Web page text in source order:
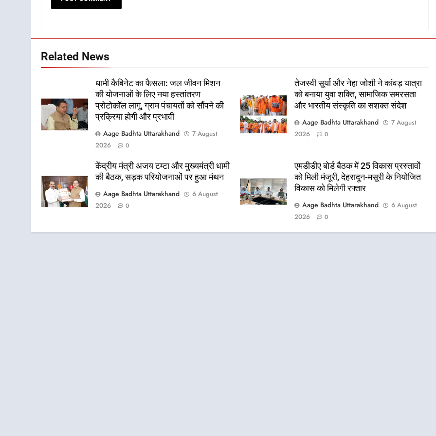
Related News
धामी कैबिनेट का फैसला: जल जीवन मिशन
की योजनाओं के लिए नया हस्तांतरण
प्रोटोकॉल लागू, ग्राम पंचायतों को सौंपने की
प्रक्रिया होगी और प्रभावी
Aage Badhta Uttarakhand
7 August
2026
0
तेजस्वी सूर्या और नेहा जोशी ने कांवड़ यात्रा
को बनाया युवा शक्ति, सामाजिक समरसता
और भारतीय संस्कृति का सशक्त संदेश
Aage Badhta Uttarakhand
7 August
2026
0
केंद्रीय मंत्री अजय टम्टा और मुख्यमंत्री धामी
की बैठक, सड़क परियोजनाओं पर हुआ मंथन
Aage Badhta Uttarakhand
6 August
2026
0
एमडीडीए बोर्ड बैठक में 25 विकास प्रस्तावों
को मिली मंजूरी, देहरादून-मसूरी के नियोजित
विकास को मिलेगी रफ्तार
Aage Badhta Uttarakhand
6 August
2026
0